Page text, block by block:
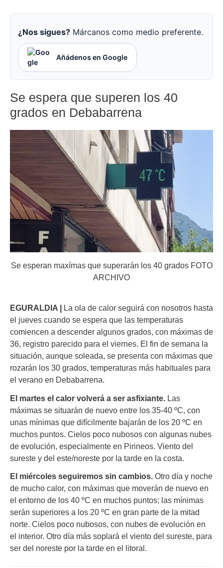
¿Nos sigues? Márcanos como medio preferente.
Añádenos en Google
Se espera que superen los 40
grados en Debabarrena
Se esperan maxímas que superarán los 40 grados FOTO
ARCHIVO
EGURALDIA |
La ola de calor seguirá con nosotros hasta
el jueves cuando se espera que las temperaturas
comiencen a descender algunos grados, con máximas de
36, registro parecido para el viernes. El fin de semana la
situación, aunque soleada, se presenta con máximas que
rozarán los 30 grados, temperaturas más habituales para
el verano en Debabarrena.
El martes el calor volverá a ser asfixiante. Las
máximas se situarán de nuevo entre los 35-40 ºC, con
unas mínimas que difícilmente bajarán de los 20 ºC en
muchos puntos. Cielos poco nubosos con algunas nubes
de evolución, especialmente en Pirineos. Viento del
sureste y del este/noreste por la tarde en la costa.
El miércoles seguiremos sin cambios. Otro día y noche
de mucho calor, con máximas que moverán de nuevo en
el entorno de los 40 ºC en muchos puntos; las mínimas
serán superiores a los 20 ºC en gran parte de la mitad
norte. Cielos poco nubosos, con nubes de evolución en
el interior. Otro día más soplará el viento del sureste, para
ser del noreste por la tarde en el litoral.